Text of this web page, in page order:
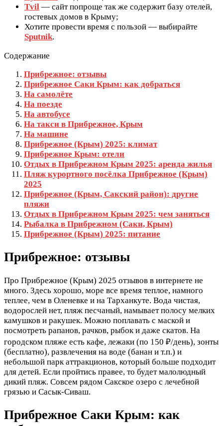
Tvil — сайт попроще так же содержит базу отелей,
гостевых домов в Крыму;
Хотите провести время с пользой — выбирайте
Sputnik.
Содержание
Прибрежное: отзывы
Прибрежное Саки Крым: как добраться
На самолёте
На поезде
На автобусе
На такси в Прибрежное, Крым
На машине
Прибрежное (Крым) 2025: климат
Прибрежное Крым: отели
Отдых в Прибрежном Крым 2025: аренда жилья
Пляж курортного посёлка Прибрежное (Крым)
2025
Прибрежное (Крым, Сакский район): другие
пляжи
Отдых в Прибрежном Крым 2025: чем заняться
Рыбалка в Прибрежном (Саки, Крым)
Прибрежное (Крым) 2025: питание
Прибрежное: отзывы
Про Прибрежное (Крым) 2025 отзывов в интернете не
много. Здесь хорошо, море все время теплое, намного
теплее, чем в Оленевке и на Тарханкуте. Вода чистая,
водорослей нет, пляж песчаный, намывает полосу мелких
камушков и ракушек. Можно поплавать с маской и
посмотреть рапанов, рачков, рыбок и даже скатов. На
городском пляже есть кафе, лежаки (по 150 ₽/день), зонты
(бесплатно), развлечения на воде (банан и т.п.) и
небольшой парк аттракционов, который больше подходит
для детей. Если пройтись правее, то будет малолюдный
дикий пляж. Совсем рядом Сакское озеро с лечебной
грязью и Сасык-Сиваш.
Прибрежное Саки Крым: как